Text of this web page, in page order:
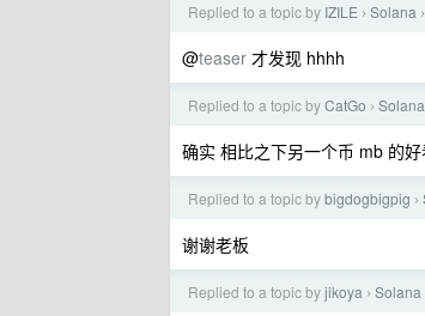
Replied to a topic by IZILE › Solana ›
@teaser 才发现 hhhh
Replied to a topic byCatGo › Solana
确实 相比之下另一个币 mb 的
Replied to a topic bybigdogbigpig ›
谢谢老板
Replied to a topic byjikoya › Solana